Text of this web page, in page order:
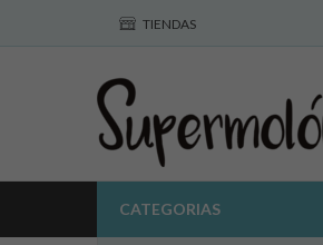
TIENDAS
CATEGORIAS